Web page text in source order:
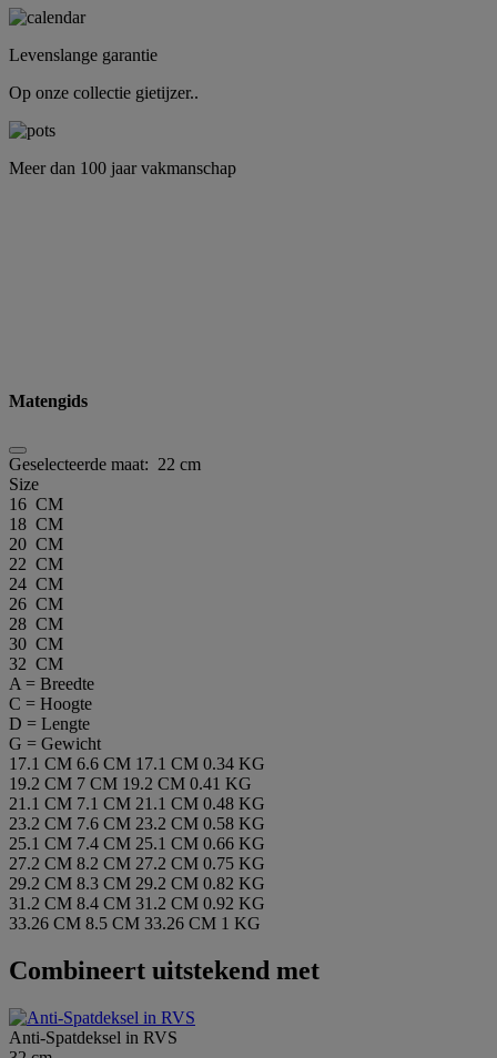
Levenslange garantie
Op onze collectie gietijzer..
Meer dan 100 jaar vakmanschap
Matengids
Geselecteerde maat: 22 cm
Size
16 CM
18 CM
20 CM
22 CM
24 CM
26 CM
28 CM
30 CM
32 CM
A = Breedte
C = Hoogte
D = Lengte
G = Gewicht
17.1 CM 6.6 CM 17.1 CM 0.34 KG
19.2 CM 7 CM 19.2 CM 0.41 KG
21.1 CM 7.1 CM 21.1 CM 0.48 KG
23.2 CM 7.6 CM 23.2 CM 0.58 KG
25.1 CM 7.4 CM 25.1 CM 0.66 KG
27.2 CM 8.2 CM 27.2 CM 0.75 KG
29.2 CM 8.3 CM 29.2 CM 0.82 KG
31.2 CM 8.4 CM 31.2 CM 0.92 KG
33.26 CM 8.5 CM 33.26 CM 1 KG
Combineert uitstekend met
Anti-Spatdeksel in RVS